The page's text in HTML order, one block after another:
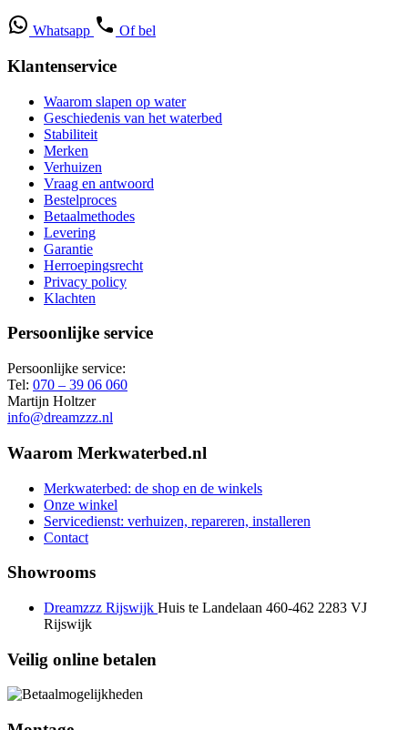
Whatsapp Of bel
Klantenservice
Waarom slapen op water
Geschiedenis van het waterbed
Stabiliteit
Merken
Verhuizen
Vraag en antwoord
Bestelproces
Betaalmethodes
Levering
Garantie
Herroepingsrecht
Privacy policy
Klachten
Persoonlijke service
Persoonlijke service:
Tel: 070 – 39 06 060
Martijn Holtzer
info@dreamzzz.nl
Waarom Merkwaterbed.nl
Merkwaterbed: de shop en de winkels
Onze winkel
Servicedienst: verhuizen, repareren, installeren
Contact
Showrooms
Dreamzzz Rijswijk Huis te Landelaan 460-462 2283 VJ
Rijswijk
Veilig online betalen